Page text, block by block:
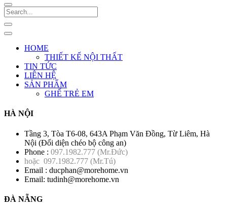
HOME
THIẾT KẾ NỘI THẤT
TIN TỨC
LIÊN HỆ
SẢN PHẨM
GHẾ TRẺ EM
HÀ NỘI
Tầng 3, Tòa T6-08, 643A Phạm Văn Đồng, Từ Liêm, Hà
Nội (Đối diện chéo bộ công an)
Phone : 097.1982.777 (Mr.Đức)
hoặc 097.1982.777 (Mr.Tú)
Email : ducphan@morehome.vn
Email: tudinh@morehome.vn
ĐÀ NẴNG